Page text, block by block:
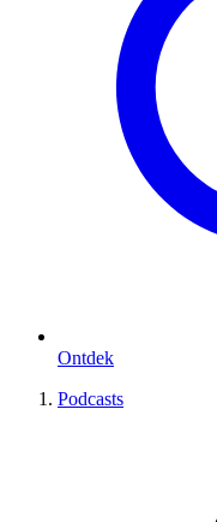
Ontdek
Podcasts